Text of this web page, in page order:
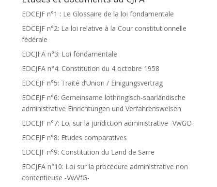
EDCEJF n°1 : Le Glossaire de la loi fondamentale
EDCEJF n°2: La loi relative à la Cour constitutionnelle
fédérale
EDCJFA n°3: Loi fondamentale
EDCJFA n°4: Constitution du 4 octobre 1958
EDCEJF n°5: Traité d’Union / Einigungsvertrag
EDCEJF n°6: Gemeinsame lothringisch-saarländische
administrative Einrichtungen und Verfahrensweisen
EDCEJF n°7: Loi sur la juridiction administrative -VwGO-
EDCEJF n°8: Etudes comparatives
EDCEJF n°9: Constitution du Land de Sarre
EDCJFA n°10: Loi sur la procédure administrative non
contentieuse -VwVfG-